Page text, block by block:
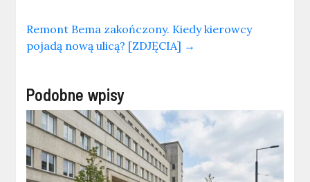
Remont Bema zakończony. Kiedy kierowcy
pojadą nową ulicą? [ZDJĘCIA] →
Podobne wpisy